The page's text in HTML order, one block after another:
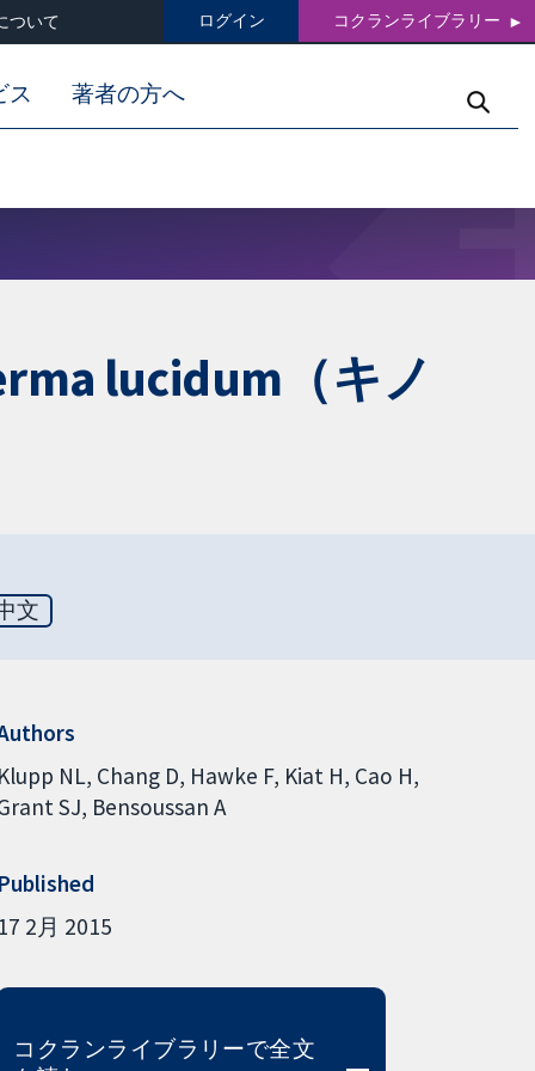
ついて ログイン コクランライブラリー
ス 著者の方へ
lucidum（キノ
文
NL Chang D Hawke F Kiat H Cao H
SJ Bensoussan A
2月 2015
コクランライブラリーで全文